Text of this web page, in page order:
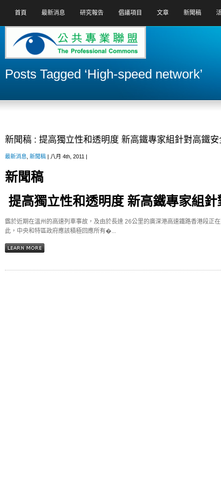
首頁 最新消息 研究報告 倡議項目 文章 新聞稿
Posts Tagged ‘High-speed network’
新聞稿 : 提高獨立性和透明度 新高鐵專家組針對高鐵
最新消息 新聞稿 | 八月 4th, 2011 |
新聞稿
提高獨立性和透明度 新高鐵專家組
鑑於近期在溫州的高速列車事故，及由於長達 26公里的廣深港高速鐵路香港段正
此，中央和特區政府應該積極回應所有�...